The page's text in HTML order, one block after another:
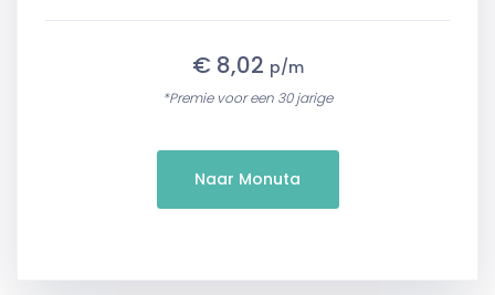
€ 8,02 p/m
*Premie voor een 30 jarige
Naar Monuta